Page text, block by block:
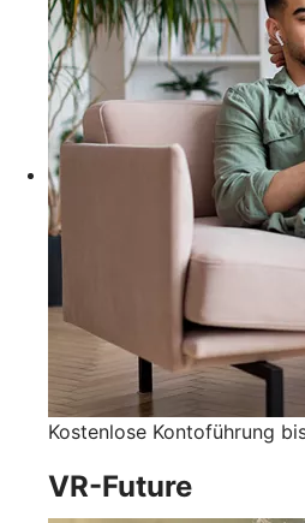
Kostenlose Kontoführung
VR-Future